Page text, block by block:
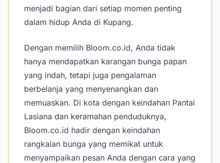
menjadi bagian dari setiap momen penting
dalam hidup Anda di Kupang.
Dengan memilih Bloom.co.id, Anda tidak
hanya mendapatkan karangan bunga papan
yang indah, tetapi juga pengalaman
berbelanja yang menyenangkan dan
memuaskan. Di kota dengan keindahan Pantai
Lasiana dan keramahan penduduknya,
Bloom.co.id hadir dengan keindahan
rangkaian bunga yang memikat untuk
menyampaikan pesan Anda dengan cara yang